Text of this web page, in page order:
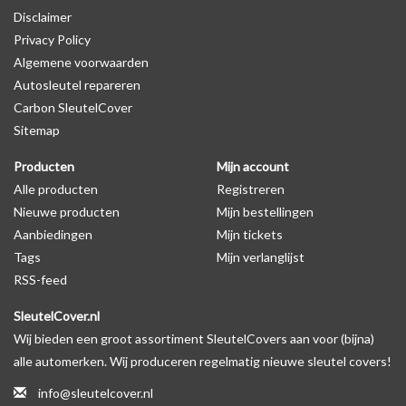
autosleutel behuizing wel zichtbaar is. U kunt dit zelf nagaan door
op de productfoto te kijken of er een logo zichtbaar is.
Levering
Voor 16:00 besteld = Dezelfde dag verzonden
Verzending naar België: 1/3 werkdagen
Merk: SleutelCover
Geschikt voor: Peugeot
Gewicht: 20g
Materiaal: Siliconen
Geschikt voor o.a. de volgende modellen:
* Afhankelijk van het bouwjaar
voorbeeld in de productfoto's
Disclaimer
Privacy Policy
Algemene voorwaarden
Autosleutel repareren
Carbon SleutelCover
Sitemap
Producten
Alle producten
Nieuwe producten
Aanbiedingen
Tags
RSS-feed
Mijn account
Registreren
Mijn bestellingen
Mijn tickets
Mijn verlanglijst
SleutelCover.nl
Wij bieden een groot assortiment SleutelCovers aan voor (bijna)
alle automerken. Wij produceren regelmatig nieuwe sleutel covers!
info@sleutelcover.nl